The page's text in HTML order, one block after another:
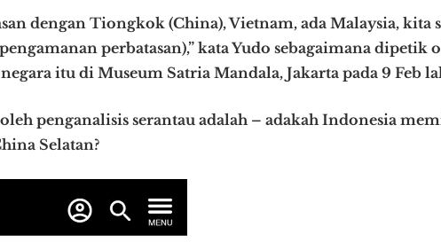
dengan Tiongkok (China), Vietnam, ada Malaysia, kita
perbatasan),” kata Yudo sebagaimana
itu di Museum Satria Mandala, Jakarta pada 9 Feb
penganalisis serantau adalah – adakah Indonesia
Selatan?